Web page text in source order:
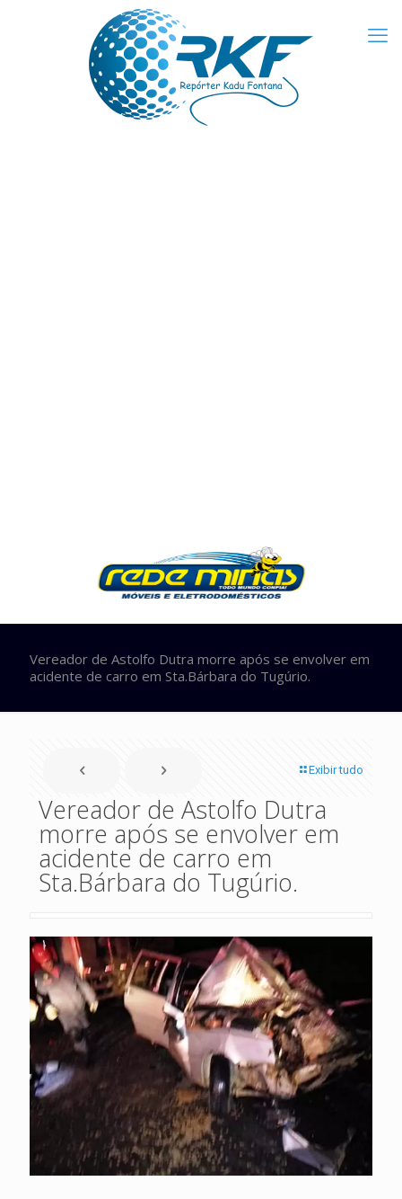
Vereador de Astolfo Dutra morre após se envolver em
acidente de carro em Sta.Bárbara do Tugúrio.
Exibir tudo
Vereador de Astolfo Dutra
morre após se envolver em
acidente de carro em
Sta.Bárbara do Tugúrio.